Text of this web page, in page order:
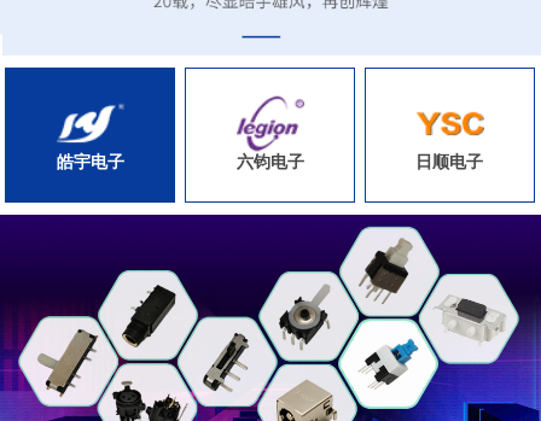
皓宇电子 六钧电子 日顺电子